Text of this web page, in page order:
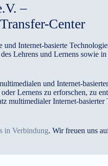
–
Center
Internet-basierte
Lehrens und Lernens sowie
und Internet-
Lernens zu erforschen, zu
multimedialer Internet-
in Verbindung. Wir freuen uns